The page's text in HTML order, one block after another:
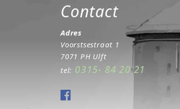
Contact
Adres
Voorstsestraat 1
7071 PH Ulft
tel: 0315- 84 20 21